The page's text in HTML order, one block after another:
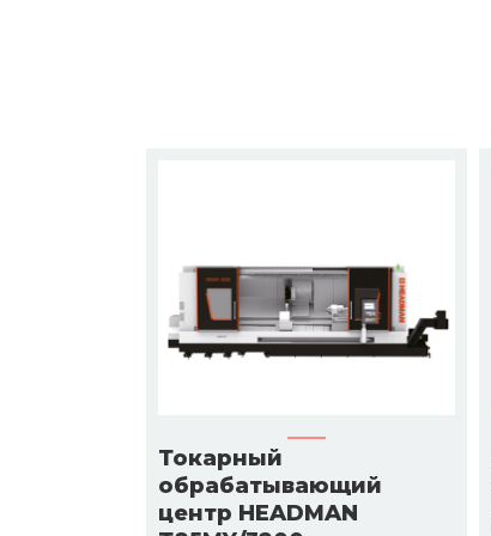
Токарный
обрабатывающий
центр HEADMAN